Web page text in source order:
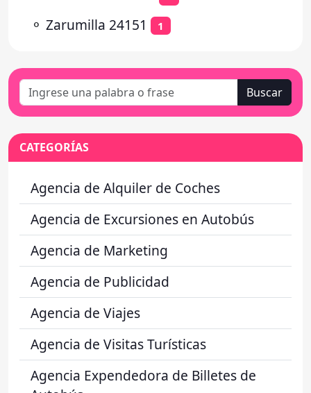
⚬ Zarumilla 24151 1
Buscar
CATEGORÍAS
Agencia de Alquiler de Coches
Agencia de Excursiones en Autobús
Agencia de Marketing
Agencia de Publicidad
Agencia de Viajes
Agencia de Visitas Turísticas
Agencia Expendedora de Billetes de